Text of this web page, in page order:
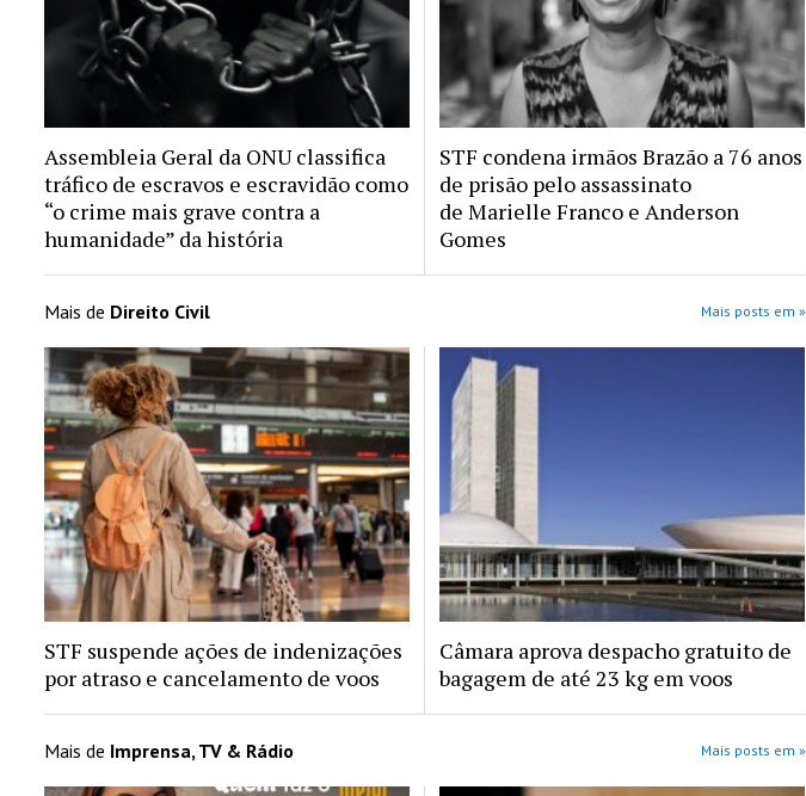
Assembleia Geral da ONU classifica
tráfico de escravos e escravidão como
“o crime mais grave contra a
humanidade” da história
STF condena irmãos Brazão a 76 anos
de prisão pelo assassinato
de Marielle Franco e Anderson
Gomes
Mais de Direito Civil Mais posts em »
STF suspende ações de indenizações
por atraso e cancelamento de voos
Câmara aprova despacho gratuito de
bagagem de até 23 kg em voos
Mais de Imprensa, TV & Rádio Mais posts em »